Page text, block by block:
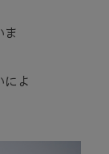
ま
よ